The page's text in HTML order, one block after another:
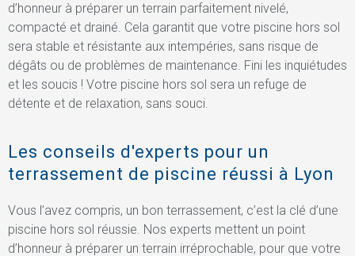
d’honneur à préparer un terrain parfaitement nivelé,
compacté et drainé. Cela garantit que votre piscine hors sol
sera stable et résistante aux intempéries, sans risque de
dégâts ou de problèmes de maintenance. Fini les inquiétudes
et les soucis ! Votre piscine hors sol sera un refuge de
détente et de relaxation, sans souci.
Les conseils d'experts pour un
terrassement de piscine réussi à Lyon
Vous l’avez compris, un bon terrassement, c’est la clé d’une
piscine hors sol réussie. Nos experts mettent un point
d’honneur à préparer un terrain irréprochable, pour que votre